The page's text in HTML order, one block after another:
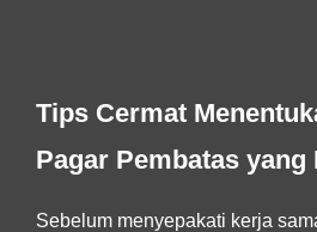
Tips Cermat
Pagar Pembatas yang
Sebelum menyepakati kerja